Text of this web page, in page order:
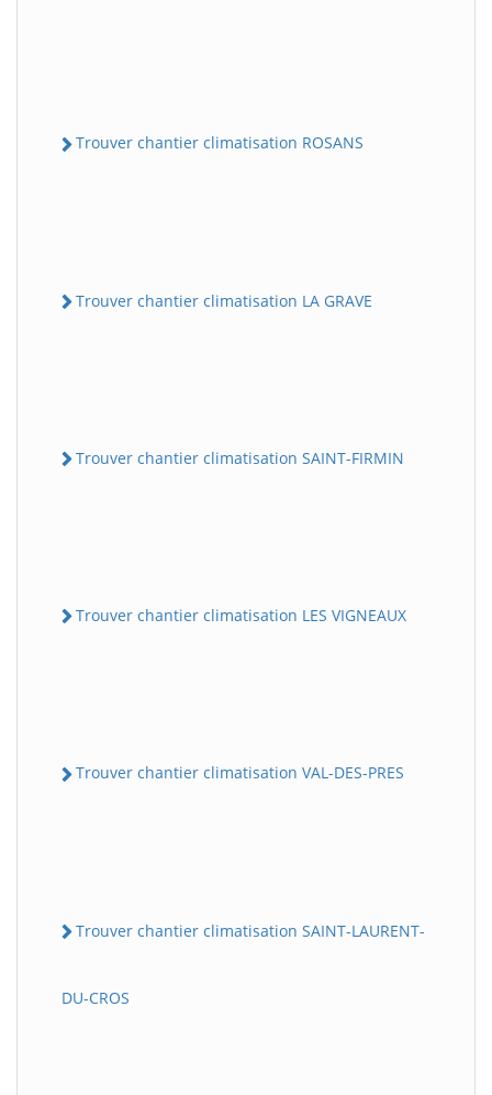
Trouver chantier climatisation ROSANS
Trouver chantier climatisation LA GRAVE
Trouver chantier climatisation SAINT-FIRMIN
Trouver chantier climatisation LES VIGNEAUX
Trouver chantier climatisation VAL-DES-PRES
Trouver chantier climatisation SAINT-LAURENT-
DU-CROS